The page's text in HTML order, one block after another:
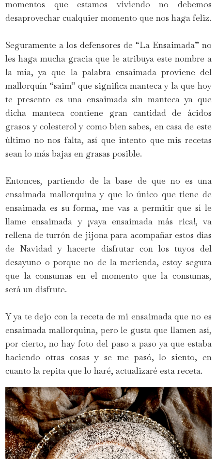
momentos que estamos viviendo no debemos
desaprovechar cualquier momento que nos haga feliz.
Seguramente a los defensores de “La Ensaimada” no
les haga mucha gracia que le atribuya este nombre a
la mía, ya que la palabra ensaimada proviene del
mallorquín “saim” que significa manteca y la que hoy
te presento es una ensaimada sin manteca ya que
dicha manteca contiene gran cantidad de ácidos
grasos y colesterol y como bien sabes, en casa de este
último no nos falta, así que intento que mis recetas
sean lo más bajas en grasas posible.
Entonces, partiendo de la base de que no es una
ensaimada mallorquina y que lo único que tiene de
ensaimada es su forma, me vas a permitir que sí le
llame ensaimada y ¡vaya ensaimada más rica!, va
rellena de turrón de jijona para acompañar estos días
de Navidad y hacerte disfrutar con los tuyos del
desayuno o porque no de la merienda, estoy segura
que la consumas en el momento que la consumas,
será un disfrute.
Y ya te dejo con la receta de mi ensaimada que no es
ensaimada mallorquina, pero le gusta que llamen así,
por cierto, no hay foto del paso a paso ya que estaba
haciendo otras cosas y se me pasó, lo siento, en
cuanto la repita que lo haré, actualizaré esta receta.